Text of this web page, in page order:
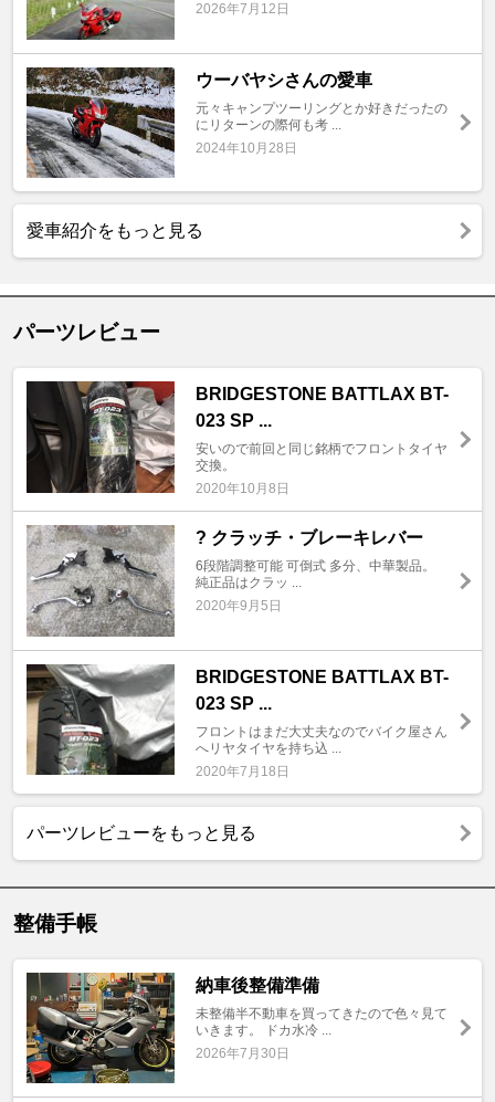
2026年7月12日
ウーバヤシさんの愛車
元々キャンプツーリングとか好きだったの
にリターンの際何も考 ...
2024年10月28日
愛車紹介をもっと見る
パーツレビュー
BRIDGESTONE BATTLAX BT-
023 SP ...
安いので前回と同じ銘柄でフロントタイヤ
交換。
2020年10月8日
? クラッチ・ブレーキレバー
6段階調整可能 可倒式 多分、中華製品。
純正品はクラッ ...
2020年9月5日
BRIDGESTONE BATTLAX BT-
023 SP ...
フロントはまだ大丈夫なのでバイク屋さん
へリヤタイヤを持ち込 ...
2020年7月18日
パーツレビューをもっと見る
整備手帳
納車後整備準備
未整備半不動車を買ってきたので色々見て
いきます。 ドカ水冷 ...
2026年7月30日